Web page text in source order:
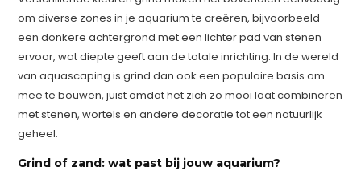
om diverse zones in je aquarium te creëren, bijvoorbeeld
een donkere achtergrond met een lichter pad van stenen
ervoor, wat diepte geeft aan de totale inrichting. In de wereld
van aquascaping is grind dan ook een populaire basis om
mee te bouwen, juist omdat het zich zo mooi laat combineren
met stenen, wortels en andere decoratie tot een natuurlijk
geheel.
Grind of zand: wat past bij jouw aquarium?